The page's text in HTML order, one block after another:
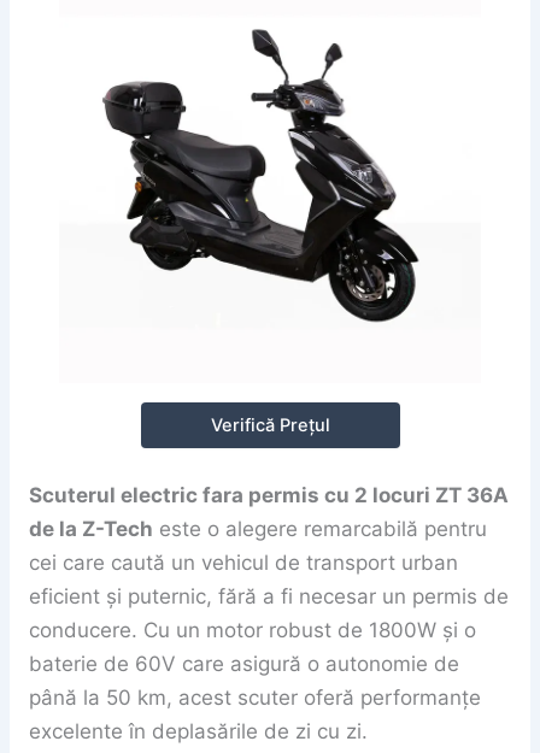
Verifică Prețul
Scuterul electric fara permis cu 2 locuri ZT 36A
de la Z-Tech este o alegere remarcabilă pentru
cei care caută un vehicul de transport urban
eficient și puternic, fără a fi necesar un permis de
conducere. Cu un motor robust de 1800W și o
baterie de 60V care asigură o autonomie de
până la 50 km, acest scuter oferă performanțe
excelente în deplasările de zi cu zi.